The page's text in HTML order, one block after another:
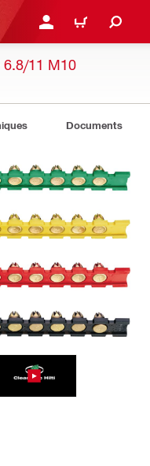
SE CONNECTER OU
PANIER
6.8/11 M10
Documents